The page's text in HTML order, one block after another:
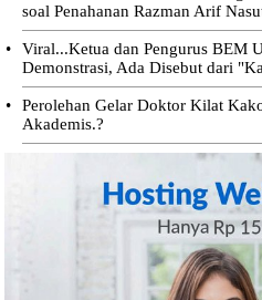
soal Penahanan Razman Arif
•
Viral...Ketua dan Pengurus BEM
Demonstrasi, Ada Disebut dari
•
Perolehan Gelar Doktor Kilat
Akademis.?